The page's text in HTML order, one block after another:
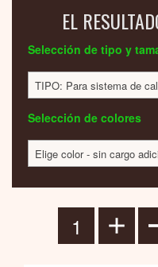
EL
Selección de tipo y
Selección de colores
Elige color - sin cargo